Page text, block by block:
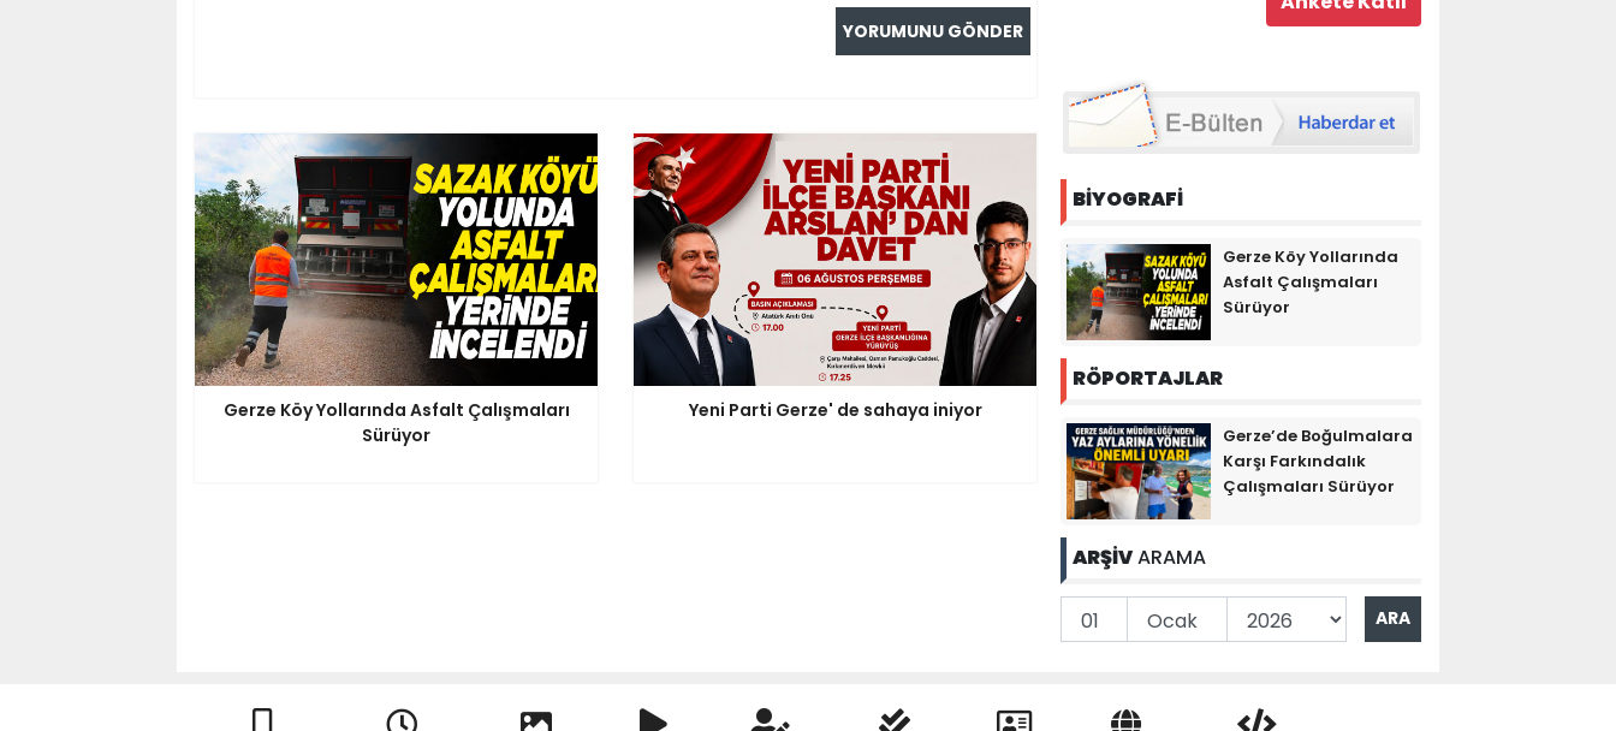
Gerze Köy Yollarında Asfalt Çalışmaları
Sürüyor
Yeni Parti Gerze' de sahaya iniyor
BİYOGRAFİ
Gerze Köy Yollarında
Asfalt Çalışmaları
Sürüyor
RÖPORTAJLAR
Gerze’de Boğulmalara
Karşı Farkındalık
Çalışmaları Sürüyor
ARŞİVARAMA